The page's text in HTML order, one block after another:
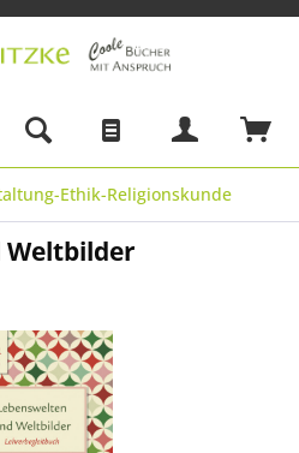
Ethik-Religionskunde
Weltbilder